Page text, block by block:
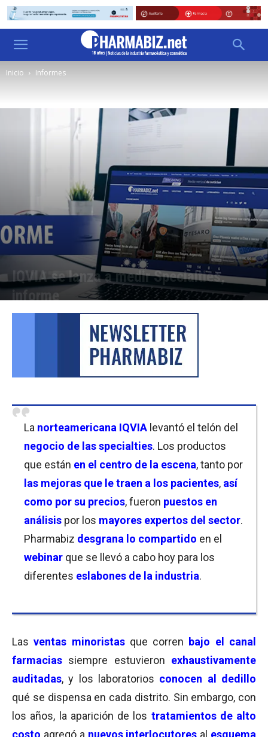
Inicio Informes
IQVIA se lanza a medir Specialties,
informe
Por Cristina Kroll / Florencia Lippo - 07/04/2022 13:30
La norteamericana IQVIA levantó el telón del
negocio de las specialties. Los productos
que están en el centro de la escena, tanto por
las mejoras que le traen a los pacientes, así
como por su precios, fueron puestos en
análisis por los mayores expertos del sector.
Pharmabiz desgrana lo compartido en el
webinar que se llevó a cabo hoy para los
diferentes eslabones de la industria.
Lasventas minoristas que corren bajo el canal
farmacias siempre estuvieron exhaustivamente
auditadas, y los laboratorios conocen al dedillo
qué se dispensa en cada distrito. Sin embargo, con
los años, la aparición de los tratamientos de alto
costo agregó a nuevos interlocutores al esquema